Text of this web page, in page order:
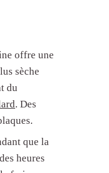
offre une
sèche
du
. Des
que la
heures